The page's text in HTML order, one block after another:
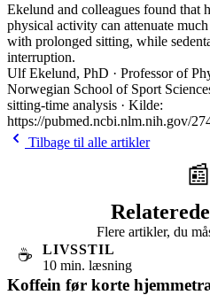
Ekelund and colleagues found that
physical activity can attenuate
with prolonged sitting, while
interruption.
Ulf Ekelund, PhD · Professor of
Norwegian School of Sport
sitting-time analysis · Kilde:
https://pubmed.ncbi.nlm.nih.gov/
Tilbage til alle artikler
📰
Flere artikler, du
☕
LIVSSTIL
10 min. læsning
Koffein før korte